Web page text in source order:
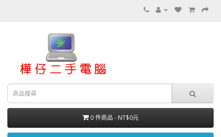
0 件商品 - NT$0元